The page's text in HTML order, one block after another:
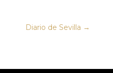
Diario de Sevilla →